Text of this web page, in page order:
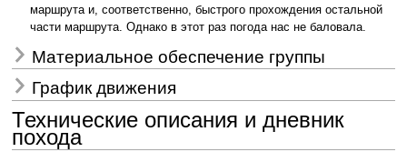
маршрута и, соответственно, быстрого прохождения остальной
части маршрута. Однако в этот раз погода нас не баловала.
Материальное обеспечение группы
График движения
Технические описания и дневник
похода